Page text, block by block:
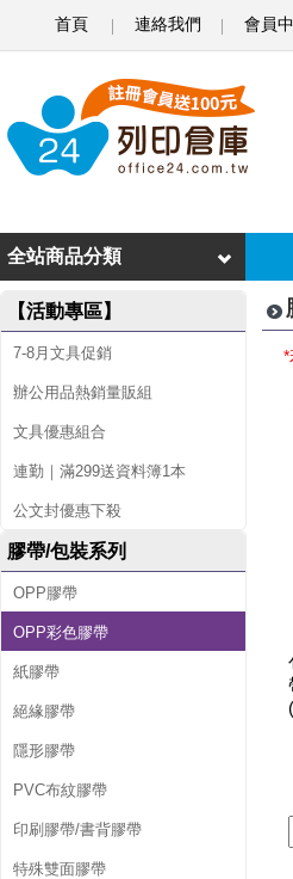
首頁 連絡我們 會員
P
色
膠
帶
全站商品分類
【活動專區】
7-8月文具促銷
辦公用品熱銷量販組
文具優惠組合
連勤｜滿299送資料簿1本
公文封優惠下殺
膠帶/包裝系列
OPP膠帶
OPP彩色膠帶
紙膠帶
絕緣膠帶
隱形膠帶
PVC布紋膠帶
印刷膠帶/書背膠帶
特殊雙面膠帶
*